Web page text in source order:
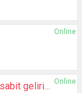
Online
Online
mesleğim mermer ustasiyim sabit gelirim var